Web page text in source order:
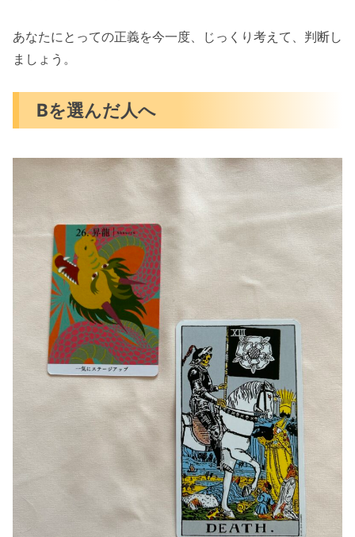
あなたにとっての正義を今一度、じっくり考えて、判断し
ましょう。
Bを選んだ人へ